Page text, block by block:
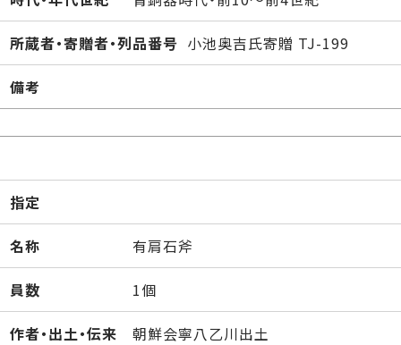
所蔵者・寄贈者・列品番号 小池奥吉氏寄贈 TJ-199
備考
指定
名称 有肩石斧
員数 1個
作者・出土・伝来 朝鮮会寧八乙川出土